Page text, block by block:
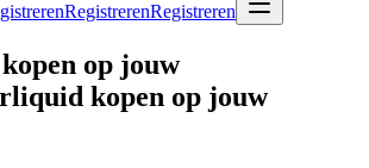
RegistrerenRegistreren
op jouw
kopen op jouw